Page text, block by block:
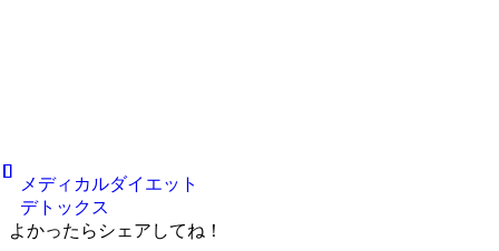
メディカルダイエット
デトックス
よかったらシェアしてね！